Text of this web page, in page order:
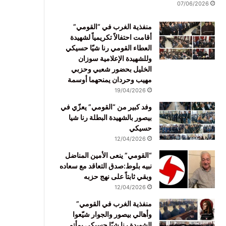
07/06/2026
منفذية الغرب في “القومي”
أقامت احتفالاً تكريمياً لشهيدة
العطاء القومي رنا شيّا حسيكي
وللشهيدة الإعلامية سوزان
الخليل بحضور شعبي وحزبي
مهيب وحردان يمنحهما أوسمة
19/04/2026
وفد كبير من “القومي” يعزّي في
بيصور بالشهيدة البطلة رنا شيا
حسيكي
12/04/2026
“القومي” ينعى الأمين المناضل
نبيه بلوط:صدق التعاقد مع سعاده
وبقي ثابتاً على نهج حزبه
12/04/2026
منفذية الغرب في القومي”
وأهالي بيصور والجوار شيّعوا